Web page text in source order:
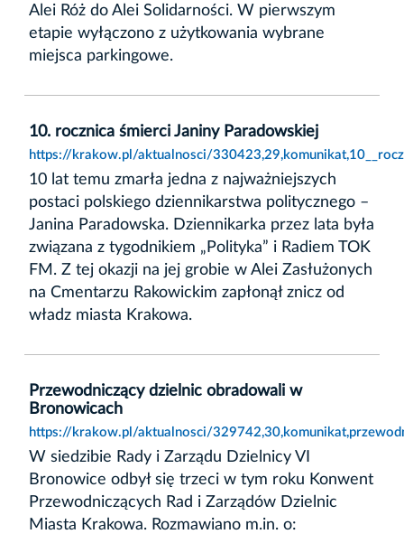
Alei Róż do Alei Solidarności. W pierwszym
etapie wyłączono z użytkowania wybrane
miejsca parkingowe.
10. rocznica śmierci Janiny Paradowskiej
https://krakow.pl/aktualnosci/
10 lat temu zmarła jedna z najważniejszych
postaci polskiego dziennikarstwa politycznego –
Janina Paradowska. Dziennikarka przez lata była
związana z tygodnikiem „Polityka” i Radiem TOK
FM. Z tej okazji na jej grobie w Alei Zasłużonych
na Cmentarzu Rakowickim zapłonął znicz od
władz miasta Krakowa.
Przewodniczący dzielnic obradowali w
Bronowicach
https://krakow.pl/aktualnosci/
W siedzibie Rady i Zarządu Dzielnicy VI
Bronowice odbył się trzeci w tym roku Konwent
Przewodniczących Rad i Zarządów Dzielnic
Miasta Krakowa. Rozmawiano m.in. o: